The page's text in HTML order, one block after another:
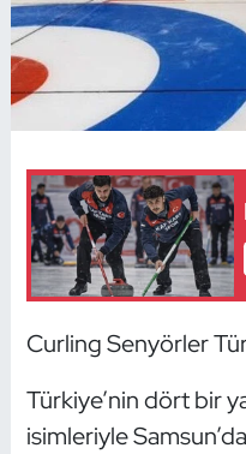
Curling Senyörler
Türkiye’nin dört bir
isimleriyle